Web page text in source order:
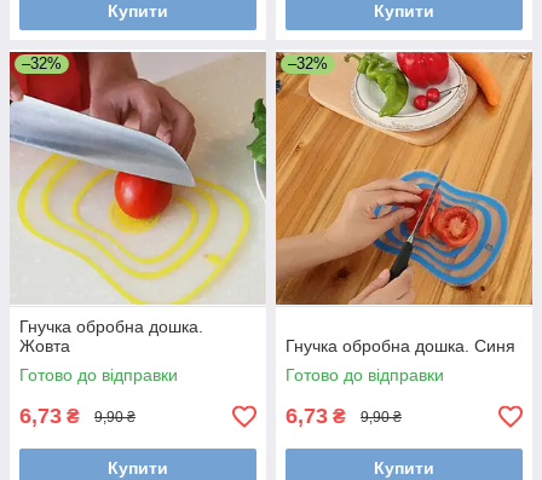
Купити Купити
–32%
Гнучка обробна дошка.
Жовта
Готово до відправки
6,73 ₴ 9,90 ₴
Купити
–32%
Гнучка обробна дошка. Синя
Готово до відправки
6,73 ₴ 9,90 ₴
Купити